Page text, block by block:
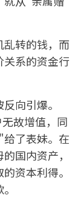
乱转的钱，而
关系的资金行
向引爆。
故增值，同
了表妹。在
国内资产，
资本利得。